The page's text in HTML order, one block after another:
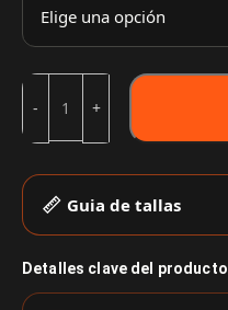
Guia de tallas
Detalles clave del producto